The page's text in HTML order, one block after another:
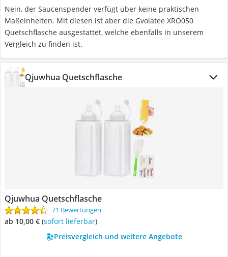
Nein, der Saucenspender verfügt über keine praktischen
Maßeinheiten. Mit diesen ist aber die Gvolatee XRO050
Quetschflasche ausgestattet, welche ebenfalls in unserem
Vergleich zu finden ist.
Qjuwhua Quetschflasche
Qjuwhua Quetschflasche
71 Bewertungen
ab 10,00 € ( Sofort lieferbar)
Preisvergleich und weitere Angebote